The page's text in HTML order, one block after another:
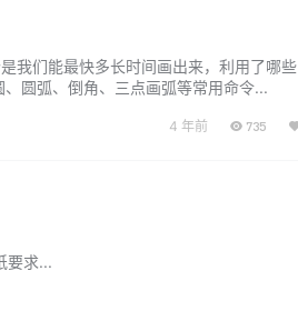
我们能最快多长时间画出来，利用了哪些
圆弧、倒角、三点画弧等常用命令...
4 年前 735
要求...